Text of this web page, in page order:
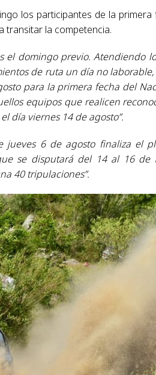
los participantes de la
transitar la competencia.
el domingo previo. Atendiendo
de ruta un día no
para la primera fecha del
equipos que realicen
día viernes 14 de agosto”.
jueves 6 de agosto finaliza el
se disputará del 14 al 16 de
40 tripulaciones”.